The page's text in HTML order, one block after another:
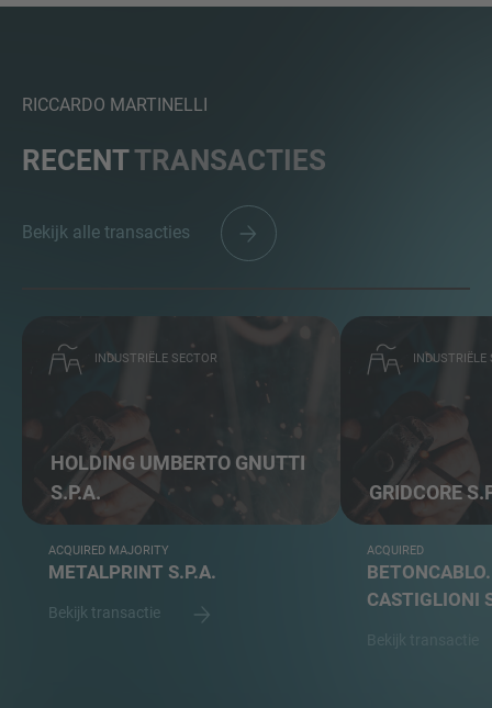
RICCARDO MARTINELLI
RECENTTRANSACTIES
Bekijk alle transacties
INDUSTRIËLE SECTOR
HOLDING UMBERTO GNUTTI
S.P.A.
ACQUIRED MAJORITY
METALPRINT S.P.A.
Bekijk transactie
INDUSTRIËLE
GRIDCORE
ACQUIRED
CASTIGLIONI